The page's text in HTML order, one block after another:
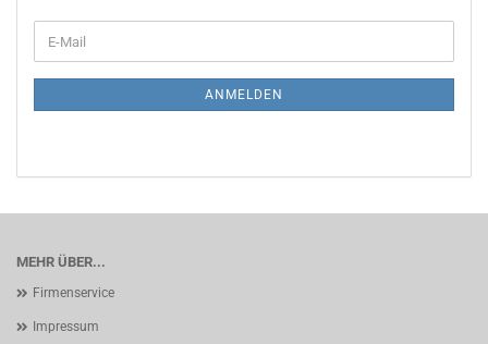
ZUR
E-
Mail
ANMELDEN
MEHR ÜBER...
Firmenservice
Impressum